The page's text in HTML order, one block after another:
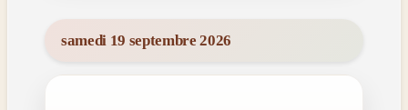
samedi 19 septembre 2026